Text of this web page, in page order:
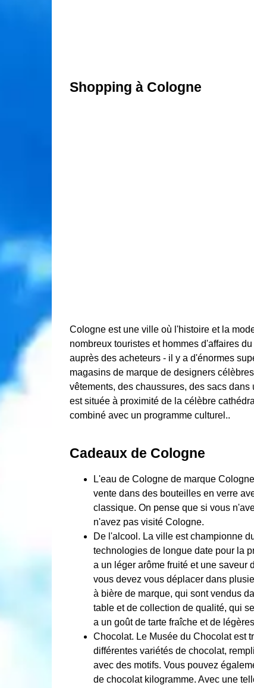
Shopping à Cologne
Cologne est une ville où l'histoire et la
nombreux touristes et hommes d'affaires
auprès des acheteurs - il y a d'énormes
magasins de marque de designers
vêtements, des chaussures, des sacs
est située à proximité de la célèbre
combiné avec un programme culturel..
Cadeaux de Cologne
L'eau de Cologne de marque
vente dans des bouteilles en verre
classique. On pense que si vous
n'avez pas visité Cologne.
De l'alcool. La ville est championne
technologies de longue date pour la
a un léger arôme fruité et une saveur
vous devez vous déplacer dans
à bière de marque, qui sont vendus
table et de collection de qualité, qui
a un goût de tarte fraîche et de
Chocolat. Le Musée du Chocolat est
différentes variétés de chocolat,
avec des motifs. Vous pouvez
de chocolat kilogramme. Avec une